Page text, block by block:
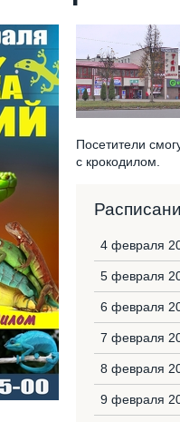
Посетители
с крокодилом.
4 февраля
5 февраля
6 февраля
7 февраля
8 февраля
9 февраля